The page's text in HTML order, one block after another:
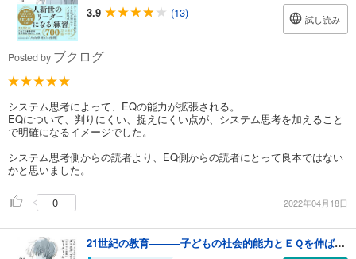
3.9
(13) 試し読み
Posted by ブクログ
システム思考によって、EQの能力が拡張される。
EQについて、判りにくい、捉えにくい点が、システム思考を加えること
で明確になるイメージでした。
システム思考側からの読者より、EQ側からの読者にとって良本ではない
かと思いました。
0 2022年04月18日
21世紀の教育―――子どもの社会的能力とＥＱを伸ばす３つの焦点